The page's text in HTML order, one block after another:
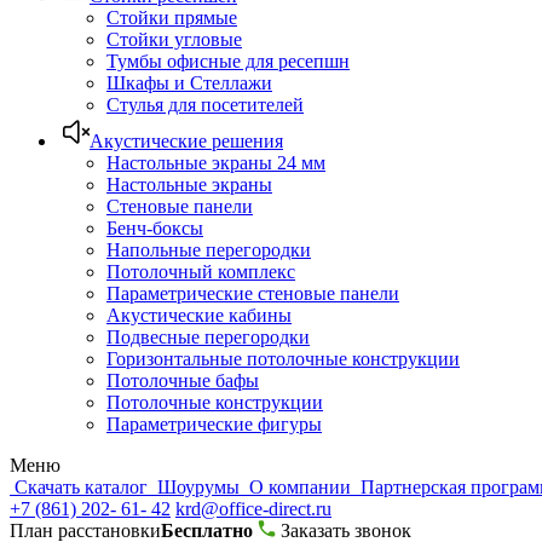
Стойки прямые
Стойки угловые
Тумбы офисные для ресепшн
Шкафы и Стеллажи
Стулья для посетителей
Акустические решения
Настольные экраны 24 мм
Настольные экраны
Стеновые панели
Бенч-боксы
Напольные перегородки
Потолочный комплекс
Параметрические стеновые панели
Акустические кабины
Подвесные перегородки
Горизонтальные потолочные конструкции
Потолочные бафы
Потолочные конструкции
Параметрические фигуры
Меню
Скачать каталог Шоурумы О компании Партнерская
+7 (861) 202- 61- 42 krd@office-direct.ru
План расстановкиБесплатно
Заказать звонок